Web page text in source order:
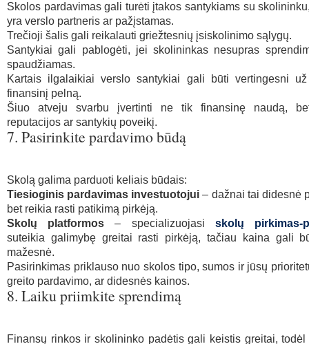
Skolos pardavimas gali turėti įtakos santykiams su
yra verslo partneris ar pažįstamas.
Trečioji šalis gali reikalauti griežtesnių įsiskolinimo sąlygų.
Santykiai gali pablogėti, jei skolininkas nesupras
spaudžiamas.
Kartais ilgalaikiai verslo santykiai gali būti vertingesni už
finansinį pelną.
Šiuo atveju svarbu įvertinti ne tik finansinę naudą,
reputacijos ar santykių poveikį.
7. Pasirinkite pardavimo būdą
Skolą galima parduoti keliais būdais:
Tiesioginis pardavimas investuotojui – dažnai tai didesnė
bet reikia rasti patikimą pirkėją.
Skolų platformos – specializuojasi skolų pirkimas-
suteikia galimybę greitai rasti pirkėją, tačiau kaina gali
mažesnė.
Pasirinkimas priklauso nuo skolos tipo, sumos ir jūsų
greito pardavimo, ar didesnės kainos.
8. Laiku priimkite sprendimą
Finansų rinkos ir skolininko padėtis gali keistis greitai, todėl